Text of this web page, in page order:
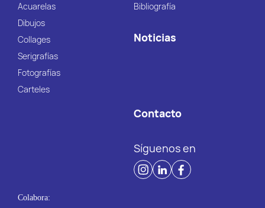
Acuarelas
Dibujos
Collages
Serigrafías
Fotografías
Carteles
Bibliografía
Noticias
Contacto
Síguenos en